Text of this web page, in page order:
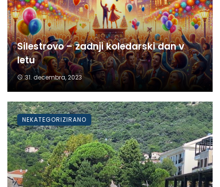
Silestrovo – zadnji koledarski dan v
letu
31. decembra, 2023
NEKATEGORIZIRANO